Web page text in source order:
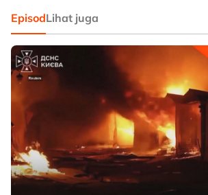
EpisodLihat juga